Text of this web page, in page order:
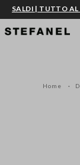
VAI AL CONTENUTO
SALDI | TUTTO
Home